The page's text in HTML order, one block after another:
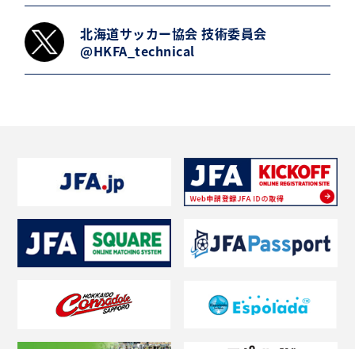
北海道サッカー協会 技術委員会
@HKFA_technical